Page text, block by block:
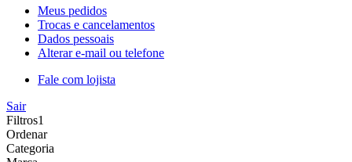
Meus pedidos
Trocas e cancelamentos
Dados pessoais
Alterar e-mail ou telefone
Fale com lojista
Sair
Filtros1
Ordenar
Categoria